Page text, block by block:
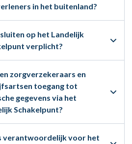
in het buitenland?
op het Landelijk
verplicht?
zorgverzekeraars en
toegang tot
gegevens via het
Schakelpunt?
verantwoordelijk voor het